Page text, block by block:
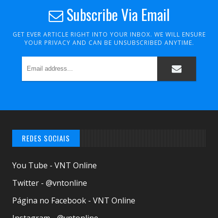
Subscribe Via Email
GET EVER ARTICLE RIGHT INTO YOUR INBOX. WE WILL ENSURE
YOUR PRIVACY AND CAN BE UNSUBSCRIBED ANYTIME.
REDES SOCIAIS
You Tube - VNT Online
Twitter - @vntonline
Página no Facebook - VNT Online